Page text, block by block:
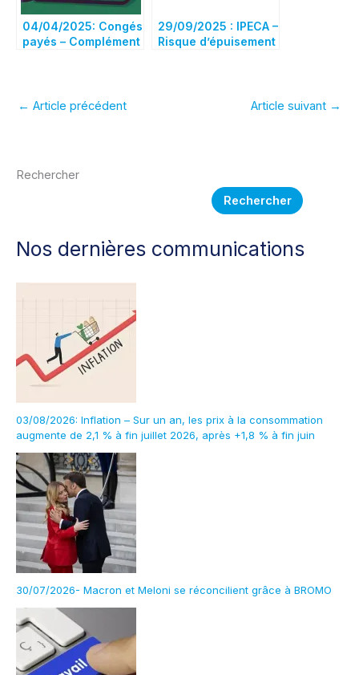
04/04/2025: Congés
payés – Complément
29/09/2025 : IPECA –
Risque d’épuisement
← Article précédent Article suivant →
Rechercher
Rechercher
Nos dernières communications
03/08/2026: Inflation – Sur un an, les prix à la consommation
augmente de 2,1 % à fin juillet 2026, après +1,8 % à fin juin
30/07/2026- Macron et Meloni se réconcilient grâce à BROMO